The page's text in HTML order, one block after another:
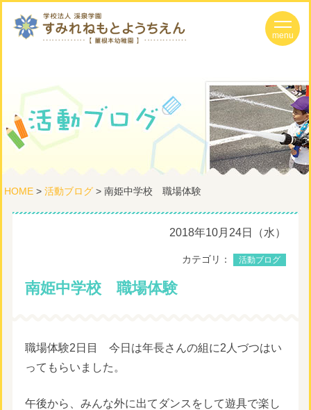
HOME> 活動ブログ> 南姫中学校 職場体験
2018年10月24日（水）
カテゴリ： 活動ブログ
南姫中学校 職場体験
職場体験2日目 今日は年長さんの組に2人づつはい
ってもらいました。
午後から、みんな外に出てダンスをして遊具で楽し